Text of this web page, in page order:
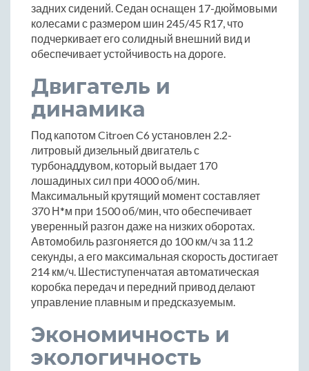
задних сидений. Седан оснащен 17-дюймовыми
колесами с размером шин 245/45 R17, что
подчеркивает его солидный внешний вид и
обеспечивает устойчивость на дороге.
Двигатель и
динамика
Под капотом Citroen C6 установлен 2.2-
литровый дизельный двигатель с
турбонаддувом, который выдает 170
лошадиных сил при 4000 об/мин.
Максимальный крутящий момент составляет
370 Н*м при 1500 об/мин, что обеспечивает
уверенный разгон даже на низких оборотах.
Автомобиль разгоняется до 100 км/ч за 11.2
секунды, а его максимальная скорость достигает
214 км/ч. Шестиступенчатая автоматическая
коробка передач и передний привод делают
управление плавным и предсказуемым.
Экономичность и
экологичность